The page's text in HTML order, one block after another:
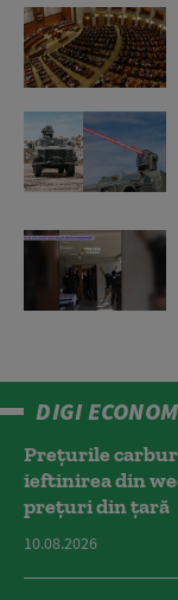
DIGI
Prețurile
ieftinirea din
prețuri din țară
10.08.2026